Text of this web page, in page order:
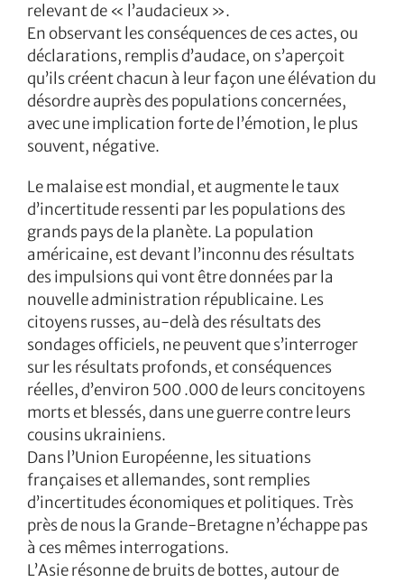
relevant de « l’audacieux ».
En observant les conséquences de ces actes, ou
déclarations, remplis d’audace, on s’aperçoit
qu’ils créent chacun à leur façon une élévation du
désordre auprès des populations concernées,
avec une implication forte de l’émotion, le plus
souvent, négative.
Le malaise est mondial, et augmente le taux
d’incertitude ressenti par les populations des
grands pays de la planète. La population
américaine, est devant l’inconnu des résultats
des impulsions qui vont être données par la
nouvelle administration républicaine. Les
citoyens russes, au-delà des résultats des
sondages officiels, ne peuvent que s’interroger
sur les résultats profonds, et conséquences
réelles, d’environ 500 .000 de leurs concitoyens
morts et blessés, dans une guerre contre leurs
cousins ukrainiens.
Dans l’Union Européenne, les situations
françaises et allemandes, sont remplies
d’incertitudes économiques et politiques. Très
près de nous la Grande-Bretagne n’échappe pas
à ces mêmes interrogations.
L’Asie résonne de bruits de bottes, autour de